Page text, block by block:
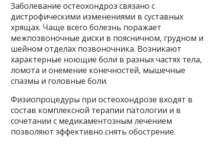
Заболевание остеохондроз связано с
дистрофическими изменениями в суставных
хрящах. Чаще всего болезнь поражает
межпозвоночные диски в поясничном, грудном и
шейном отделах позвоночника. Возникают
характерные ноющие боли в разных частях тела,
ломота и онемение конечностей, мышечные
спазмы и головные боли.
Физиопроцедуры при остеохондрозе входят в
состав комплексной терапии патологии и в
сочетании с медикаментозным лечением
позволяют эффективно снять обострение.